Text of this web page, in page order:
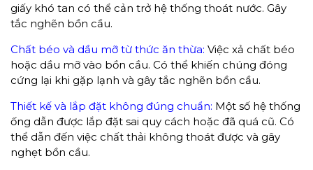
giấy khó tan có thể cản trở hệ thống thoát nước. Gây
tắc nghẽn bồn cầu.
Chất béo và dầu mỡ từ thức ăn thừa: Việc xả chất béo
hoặc dầu mỡ vào bồn cầu. Có thể khiến chúng đóng
cứng lại khi gặp lạnh và gây tắc nghẽn bồn cầu.
Thiết kế và lắp đặt không đúng chuẩn: Một số hệ thống
ống dẫn được lắp đặt sai quy cách hoặc đã quá cũ. Có
thể dẫn đến việc chất thải không thoát được và gây
nghẹt bồn cầu.